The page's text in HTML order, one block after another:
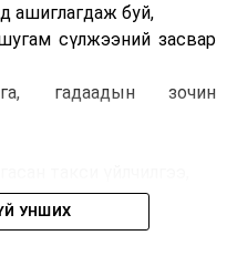
ашиглагдаж буй,
сүлжээний засвар
гадаадын зочин
ажилчдын тээвэр,
мэдээллийн
УНШИХ